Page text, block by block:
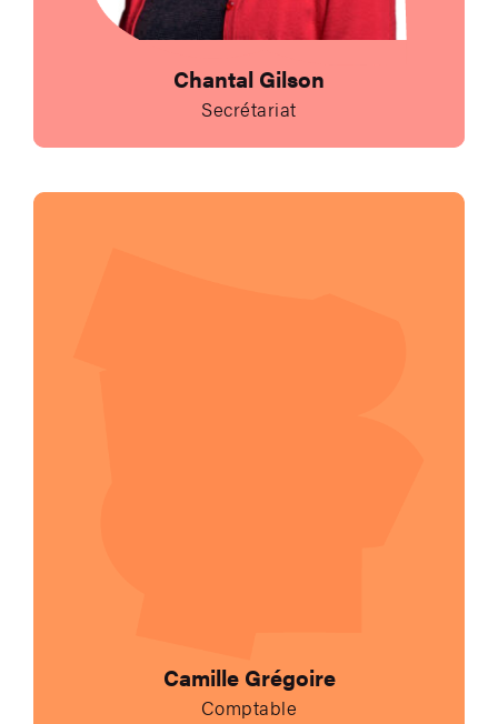
Chantal Gilson
Secrétariat
Envoyer un e-mail
Camille Grégoire
Comptable